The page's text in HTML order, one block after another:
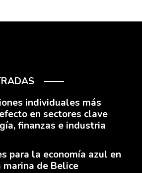
individuales más
en sectores clave
finanzas e industria
para la economía azul en
de Belice